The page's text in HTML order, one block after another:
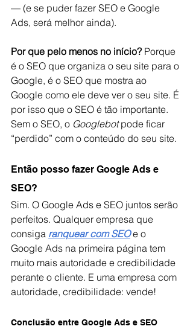
— (e se puder fazer SEO e Google
Ads, será melhor ainda).
Por que pelo menos no início? Porque
é o SEO que organiza o seu site para o
Google, é o SEO que mostra ao
Google como ele deve ver o seu site. É
por isso que o SEO é tão importante.
Sem o SEO, o Googlebot pode ficar
“perdido” com o conteúdo do seu site.
Então posso fazer Google Ads e
SEO?
Sim. O Google Ads e SEO juntos serão
perfeitos. Qualquer empresa que
consiga ranquear com SEO e o
Google Ads na primeira página tem
muito mais autoridade e credibilidade
perante o cliente. E uma empresa com
autoridade, credibilidade: vende!
Conclusão entre Google Ads e SEO